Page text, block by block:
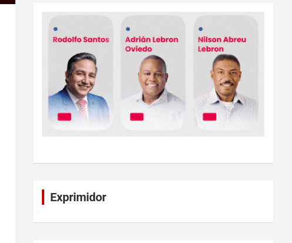
Exprimidor